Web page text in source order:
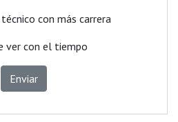
con más carrera
ver con el tiempo
Enviar